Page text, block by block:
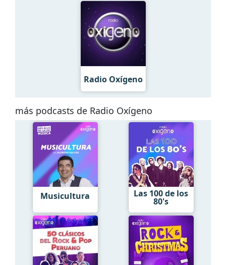
Radio Oxígeno
más podcasts de Radio Oxígeno
Musicultura Las 100 de los
80's